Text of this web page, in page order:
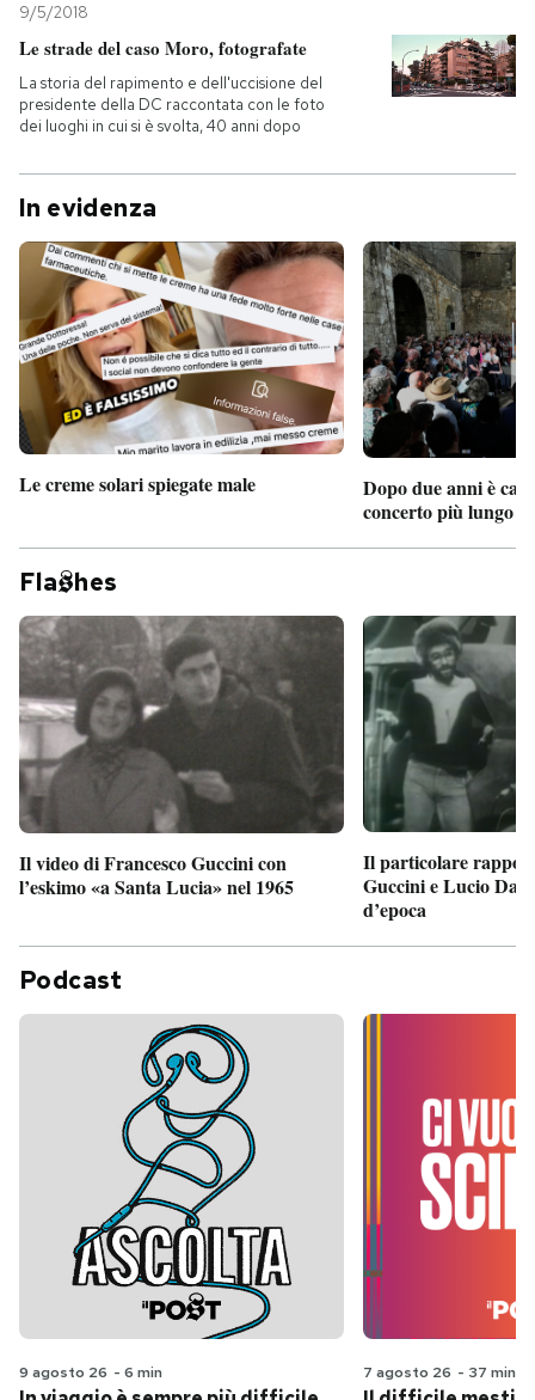
9/5/2018
Le strade del caso Moro, fotografate
La storia del rapimento e dell'uccisione del
presidente della DC raccontata con le foto
dei luoghi in cui si è svolta, 40 anni dopo
In evidenza
Le creme solari spiegate male
Dopo due anni è
concerto più lungo
Fla hes
Il video di Francesco Guccini con
l’eskimo «a Santa Lucia» nel 1965
Il particolare
Guccini e Lucio
d’epoca
Podcast
9 agosto 26 - 6 min 7 agosto 26 - 37 min